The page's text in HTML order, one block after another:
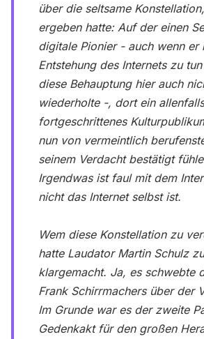
über die seltsame
ergeben hatte: Auf der einen
digitale Pionier - auch wenn er
Entstehung des Internets zu
diese Behauptung hier auch
wiederholte -, dort ein
fortgeschrittenes
nun von vermeintlich
seinem Verdacht bestätigt
Irgendwas ist faul mit dem
nicht das Internet selbst ist.
Wem diese Konstellation zu
hatte Laudator Martin Schulz
klargemacht. Ja, es schwebte
Frank Schirrmachers über der
Im Grunde war es der zweite
Gedenkakt für den großen